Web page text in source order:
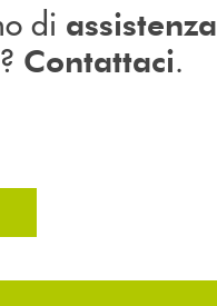
di assistenza
Contattaci.